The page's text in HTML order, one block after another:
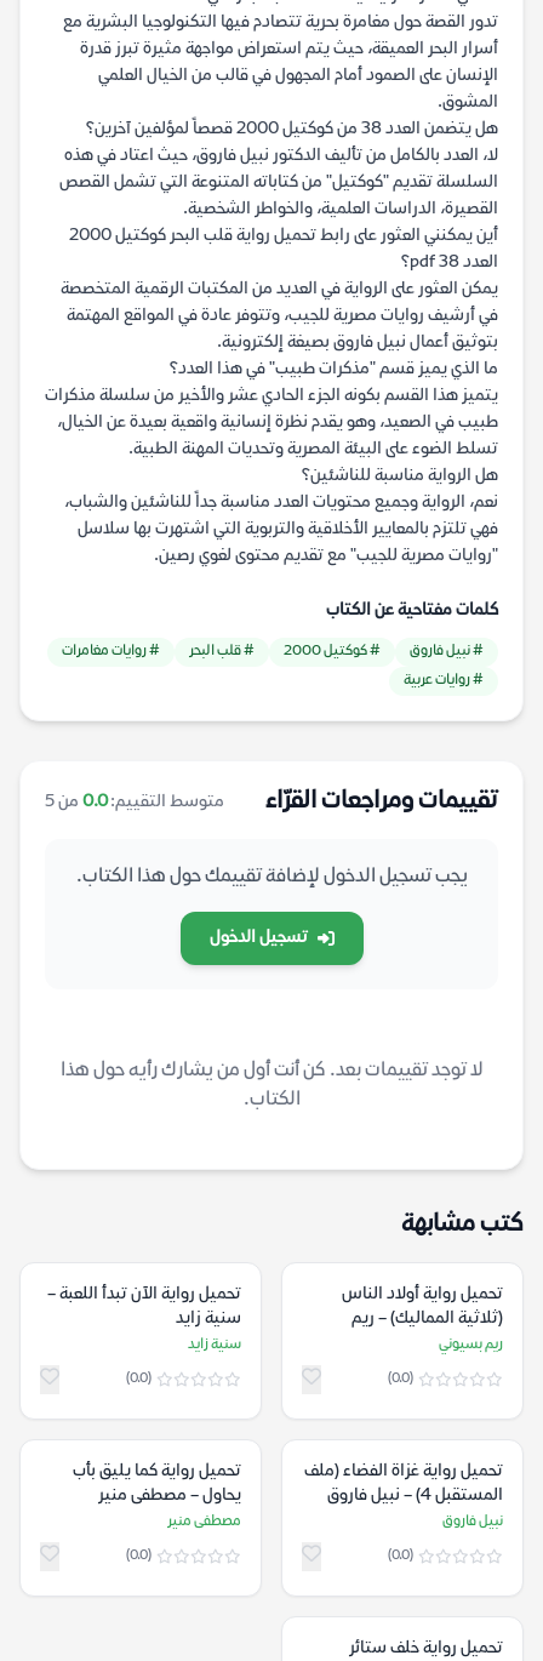
تدور القصة حول مغامرة بحرية تتصادم فيها التكنولوجيا البشرية مع
أسرار البحر العميقة، حيث يتم استعراض مواجهة مثيرة تبرز قدرة
الإنسان على الصمود أمام المجهول في قالب من الخيال العلمي
المشوق.
هل يتضمن العدد 38 من كوكتيل 2000 قصصاً لمؤلفين آخرين؟
لا، العدد بالكامل من تأليف الدكتور نبيل فاروق، حيث اعتاد في هذه
السلسلة تقديم "كوكتيل" من كتاباته المتنوعة التي تشمل القصص
القصيرة، الدراسات العلمية، والخواطر الشخصية.
أين يمكنني العثور على رابط تحميل رواية قلب البحر كوكتيل 2000
العدد 38 pdf؟
يمكن العثور على الرواية في العديد من المكتبات الرقمية المتخصصة
في أرشيف روايات مصرية للجيب، وتتوفر عادة في المواقع المهتمة
بتوثيق أعمال نبيل فاروق بصيغة إلكترونية.
ما الذي يميز قسم "مذكرات طبيب" في هذا العدد؟
يتميز هذا القسم بكونه الجزء الحادي عشر والأخير من سلسلة مذكرات
طبيب في الصعيد، وهو يقدم نظرة إنسانية واقعية بعيدة عن الخيال،
تسلط الضوء على البيئة المصرية وتحديات المهنة الطبية.
هل الرواية مناسبة للناشئين؟
نعم، الرواية وجميع محتويات العدد مناسبة جداً للناشئين والشباب،
فهي تلتزم بالمعايير الأخلاقية والتربوية التي اشتهرت بها سلاسل
"روايات مصرية للجيب" مع تقديم محتوى لغوي رصين.
كلمات مفتاحية عن الكتاب
# نبيل فاروق # كوكتيل 2000 # قلب البحر
# روايات مغامرات
# روايات عربية
تقييمات ومراجعات القرّاء متوسط التقييم:0.0 من 5
يجب تسجيل الدخول لإضافة تقييمك حول هذا الكتاب.
تسجيل الدخول
لا توجد تقييمات بعد. كن أنت أول من يشارك رأيه حول هذا
الكتاب.
كتب مشابهة
تحميل رواية ‫أولاد الناس
(ثلاثية المماليك‬) – ريم
بسيوني
ريم بسيوني
(0.0)
تحميل رواية الآن تبدأ اللعبة –
سنية زايد‏
سنية زايد
(0.0)
تحميل رواية غزاة الفضاء (ملف
المستقبل 4) – نبيل فاروق
نبيل فاروق
(0.0)
تحميل رواية كما يليق بأب
يحاول – مصطفى منير
مصطفى منير
(0.0)
تحميل رواية خلف ستائر